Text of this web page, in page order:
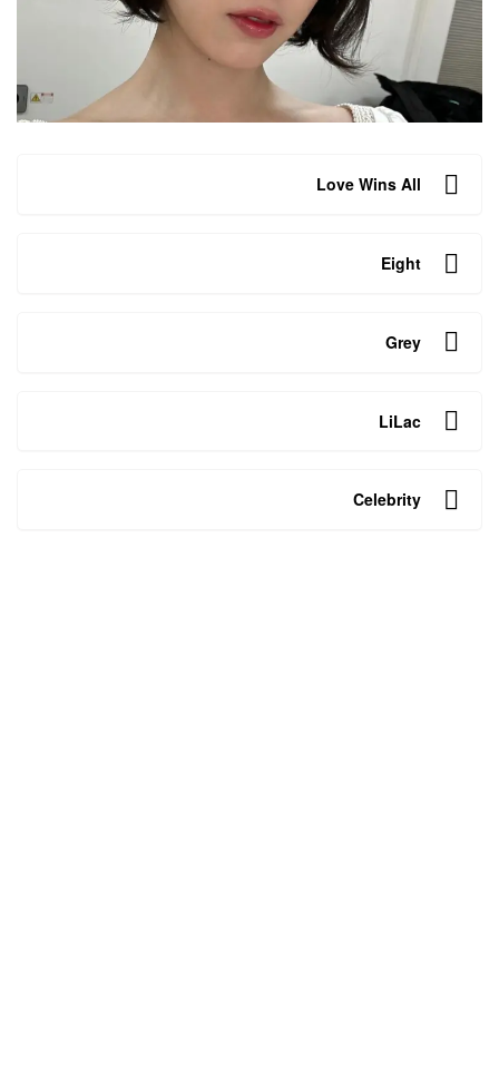
Love Wins All
Eight
Grey
LiLac
Celebrity